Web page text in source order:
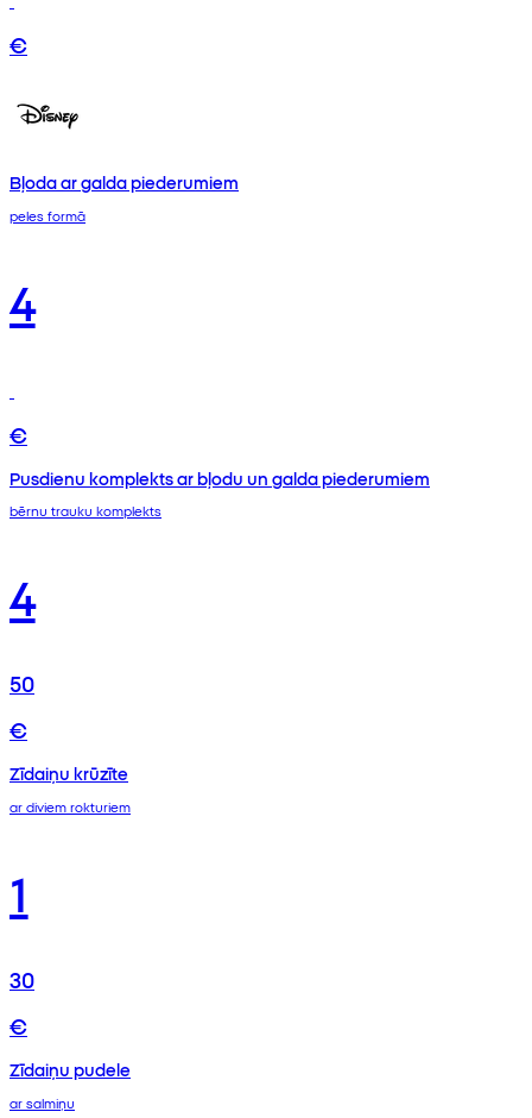
€
Bļoda ar galda piederumiem
peles formā
4
€
Pusdienu komplekts ar bļodu un galda piederumiem
bērnu trauku komplekts
4
50
€
Zīdaiņu krūzīte
ar diviem rokturiem
1
30
€
Zīdaiņu pudele
ar salmiņu